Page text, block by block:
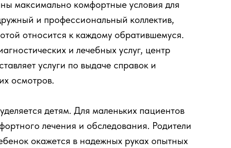
максимально комфортные условия для
и профессиональный коллектив,
относится к каждому обратившемуся.
и лечебных услуг, центр
услуги по выдаче справок и
осмотров.
детям. Для маленьких пациентов
лечения и обследования. Родители
окажется в надежных руках опытных